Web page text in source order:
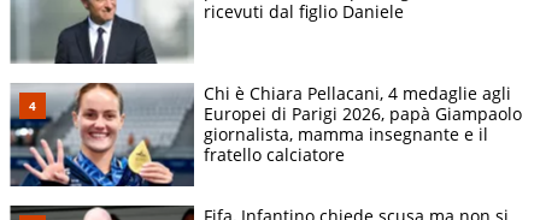
ricevuti dal figlio Daniele
Chi è Chiara Pellacani, 4 medaglie agli
Europei di Parigi 2026, papà Giampaolo
giornalista, mamma insegnante e il
fratello calciatore